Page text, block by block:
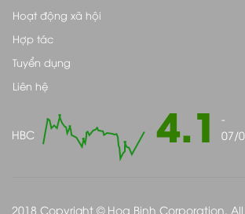
Hoạt động xã hội
Hợp tác
Tuyển dụng
Liên hệ
HBC 4.1
-
07/
2018 Copyright © Hoa Binh Corporation. All